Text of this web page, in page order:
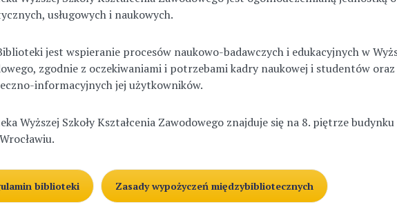
usługowych i naukowych.
jest wspieranie procesów naukowo-badawczych i edukacyjnych w
zgodnie z oczekiwaniami i potrzebami kadry naukowej i studentów
informacyjnych jej użytkowników.
Wyższej Szkoły Kształcenia Zawodowego znajduje się na 8. piętrze
biblioteki Zasady wypożyczeń międzybibliotecznych